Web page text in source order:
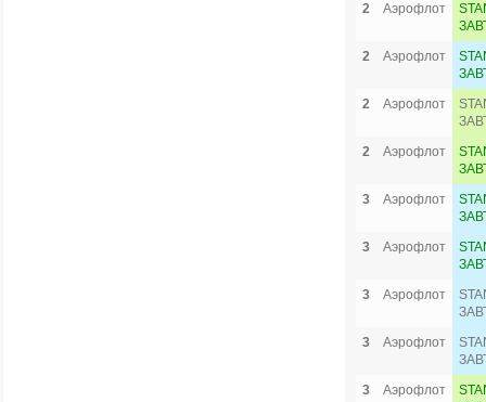
2 Аэрофлот
2
Аэрофлот
2
Аэрофлот
2
Аэрофлот
3
Аэрофлот
3
Аэрофлот
3
Аэрофлот
3
Аэрофлот
3
Аэрофлот